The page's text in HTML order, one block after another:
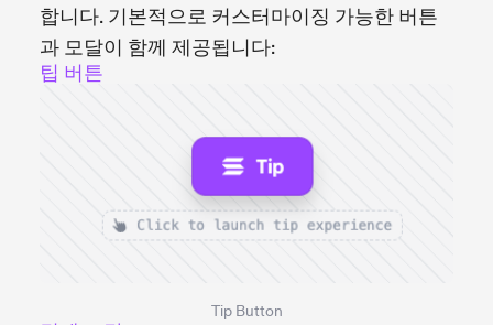
합니다. 기본적으로 커스터마이징 가능한 버튼
과 모달이 함께 제공됩니다:
팁 버튼
Tip Button